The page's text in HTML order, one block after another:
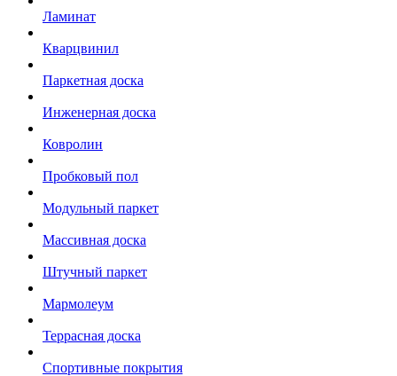
Ламинат
Кварцвинил
Паркетная доска
Инженерная доска
Ковролин
Пробковый пол
Модульный паркет
Массивная доска
Штучный паркет
Мармолеум
Террасная доска
Спортивные покрытия